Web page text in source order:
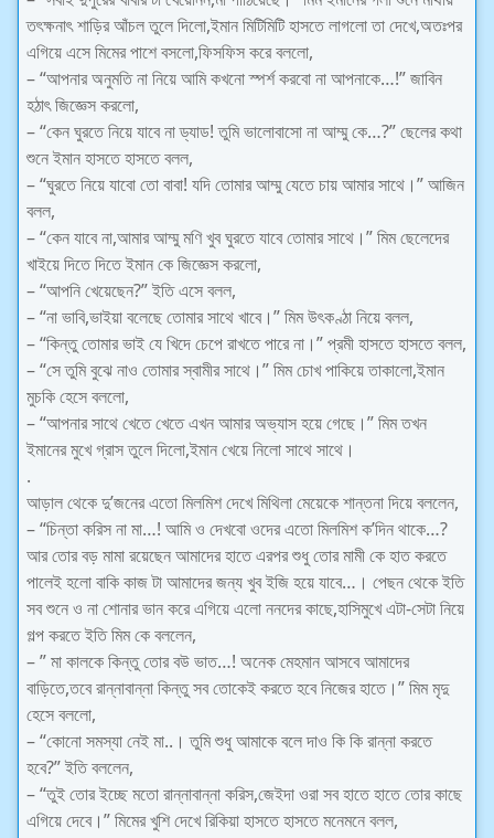
তৎক্ষনাৎ শাড়ির আঁচল তুলে দিলো,ইমান মিটিমিটি হাসতে লাগলো তা দেখে,অতঃপর
এগিয়ে এসে মিমের পাশে বসলো,ফিসফিস করে বললো,
– “আপনার অনুমতি না নিয়ে আমি কখনো স্পর্শ করবো না আপনাকে…!” জাবিন
হঠাৎ জিজ্ঞেস করলো,
– “কেন ঘুরতে নিয়ে যাবে না ড্যাড! তুমি ভালোবাসো না আম্মু কে…?” ছেলের কথা
শুনে ইমান হাসতে হাসতে বলল,
– “ঘুরতে নিয়ে যাবো তো বাবা! যদি তোমার আম্মু যেতে চায় আমার সাথে।” আজিন
বলল,
– “কেন যাবে না,আমার আম্মু মণি খুব ঘুরতে যাবে তোমার সাথে।” মিম ছেলেদের
খাইয়ে দিতে দিতে ইমান কে জিজ্ঞেস করলো,
– “আপনি খেয়েছেন?” ইতি এসে বলল,
– “না ভাবি,ভাইয়া বলেছে তোমার সাথে খাবে।” মিম উৎকণ্ঠা নিয়ে বলল,
– “কিন্তু তোমার ভাই যে খিদে চেপে রাখতে পারে না।” প্রমী হাসতে হাসতে বলল,
– “সে তুমি বুঝে নাও তোমার স্বামীর সাথে।” মিম চোখ পাকিয়ে তাকালো,ইমান
মুচকি হেসে বললো,
– “আপনার সাথে খেতে খেতে এখন আমার অভ্যাস হয়ে গেছে।” মিম তখন
ইমানের মুখে গ্রাস তুলে দিলো,ইমান খেয়ে নিলো সাথে সাথে।
.
আড়াল থেকে দু’জনের এতো মিলমিশ দেখে মিথিলা মেয়েকে শান্তনা দিয়ে বললেন,
– “চিন্তা করিস না মা…! আমি ও দেখবো ওদের এতো মিলমিশ ক’দিন থাকে…?
আর তোর বড় মামা রয়েছেন আমাদের হাতে এরপর শুধু তোর মামী কে হাত করতে
পালেই হলো বাকি কাজ টা আমাদের জন্য খুব ইজি হয়ে যাবে…। পেছন থেকে ইতি
সব শুনে ও না শোনার ভান করে এগিয়ে এলো ননদের কাছে,হাসিমুখে এটা-সেটা নিয়ে
গল্প করতে ইতি মিম কে বললেন,
– ” মা কালকে কিন্তু তোর বউ ভাত…! অনেক মেহমান আসবে আমাদের
বাড়িতে,তবে রান্নাবান্না কিন্তু সব তোকেই করতে হবে নিজের হাতে।” মিম মৃদু
হেসে বললো,
– “কোনো সমস্যা নেই মা..। তুমি শুধু আমাকে বলে দাও কি কি রান্না করতে
হবে?” ইতি বললেন,
– “তুই তোর ইচ্ছে মতো রান্নাবান্না করিস,জেইদা ওরা সব হাতে হাতে তোর কাছে
এগিয়ে দেবে।” মিমের খুশি দেখে রিকিয়া হাসতে হাসতে মনেমনে বলল,